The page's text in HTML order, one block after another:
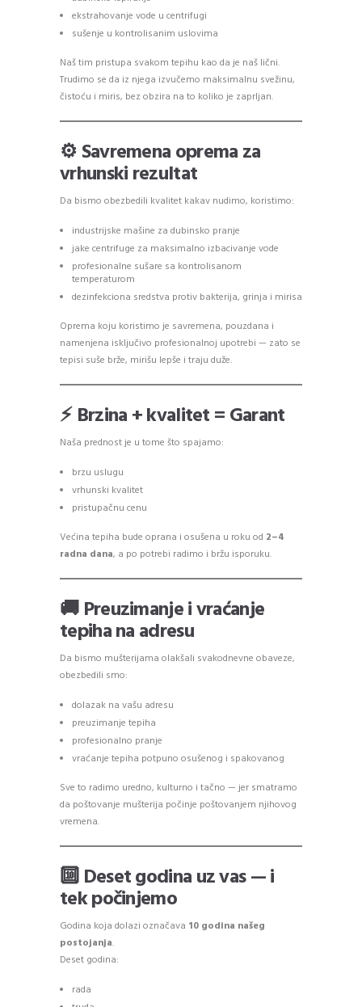
ekstrahovanje vode u centrifugi
sušenje u kontrolisanim uslovima
Naš tim pristupa svakom tepihu kao da je naš lični.
Trudimo se da iz njega izvučemo maksimalnu svežinu,
čistoću i miris, bez obzira na to koliko je zaprljan.
⚙️ Savremena oprema za
vrhunski rezultat
Da bismo obezbedili kvalitet kakav nudimo, koristimo:
industrijske mašine za dubinsko pranje
jake centrifuge za maksimalno izbacivanje vode
profesionalne sušare sa kontrolisanom
temperaturom
dezinfekciona sredstva protiv bakterija, grinja i mirisa
Oprema koju koristimo je savremena, pouzdana i
namenjena isključivo profesionalnoj upotrebi — zato se
tepisi suše brže, mirišu lepše i traju duže.
⚡ Brzina + kvalitet = Garant
Naša prednost je u tome što spajamo:
brzu uslugu
vrhunski kvalitet
pristupačnu cenu
Većina tepiha bude oprana i osušena u roku od 2–4
radna dana, a po potrebi radimo i bržu isporuku.
🚚 Preuzimanje i vraćanje
tepiha na adresu
Da bismo mušterijama olakšali svakodnevne obaveze,
obezbedili smo:
dolazak na vašu adresu
preuzimanje tepiha
profesionalno pranje
vraćanje tepiha potpuno osušenog i spakovanog
Sve to radimo uredno, kulturno i tačno — jer smatramo
da poštovanje mušterija počinje poštovanjem njihovog
vremena.
🔟 Deset godina uz vas — i
tek počinjemo
Godina koja dolazi označava 10 godina našeg
postojanja.
Deset godina:
rada